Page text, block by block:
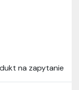
na zapytanie